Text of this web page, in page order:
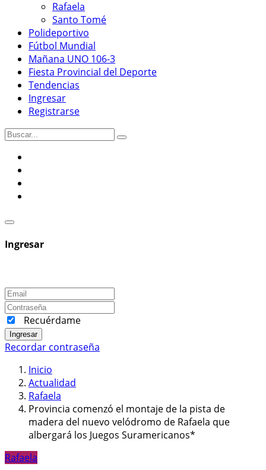
Rafaela
Santo Tomé
Polideportivo
Fútbol Mundial
Mañana UNO 106-3
Fiesta Provincial del Deporte
Tendencias
Ingresar
Registrarse
Ingresar
Recuérdame
Ingresar
Recordar contraseña
Inicio
Actualidad
Rafaela
Provincia comenzó el montaje de la pista de
madera del nuevo velódromo de Rafaela que
albergará los Juegos Suramericanos*
Rafaela